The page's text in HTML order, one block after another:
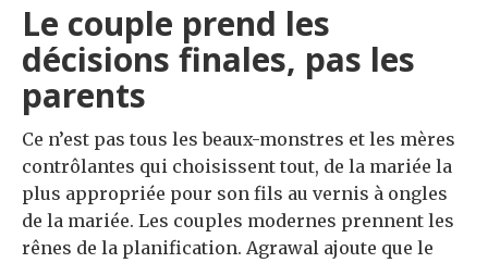
Le couple prend les
décisions finales, pas les
parents
Ce n’est pas tous les beaux-monstres et les mères
contrôlantes qui choisissent tout, de la mariée la
plus appropriée pour son fils au vernis à ongles
de la mariée. Les couples modernes prennent les
rênes de la planification. Agrawal ajoute que le